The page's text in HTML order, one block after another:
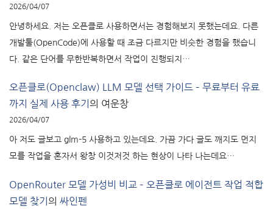
2026/04/07
안녕하세요. 저는 오픈클로 사용하면서는 경험해보지 못했는데요. 다른
개발툴(OpenCode)에 사용할 때 조금 다르지만 비슷한 경험을 했습니
다. 같은 단어를 무한반복하면서 작업이 진행되지…
오픈클로(Openclaw) LLM 모델 선택 가이드 – 무료부터 유료
까지 실제 사용 후기 의 여운창
2026/04/07
아 저도 글보고 glm-5 사용하고 있는데요. 가끔 가다 글도 깨지도 먼지
모를 작업을 혼자서 왕창 이것저것 하는 현상이 나타 나는데요…
OpenRouter 모델 가성비 비교 – 오픈클로 에이전트 작업 적합
모델 찾기 의 싸인펜